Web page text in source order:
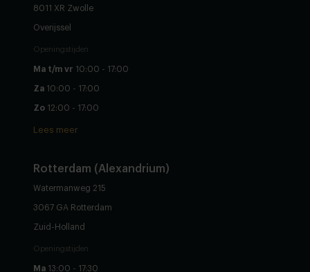
8011 XR Zwolle
Overijssel
Openingstijden
Ma t/m vr 10:00 - 17:00
Za 10:00 - 17:00
Zo 12:00 - 17:00
Lees meer
Rotterdam (Alexandrium)
Watermanweg 215
3067 GA Rotterdam
Zuid-Holland
Openingstijden
Ma 13:00 - 17:30